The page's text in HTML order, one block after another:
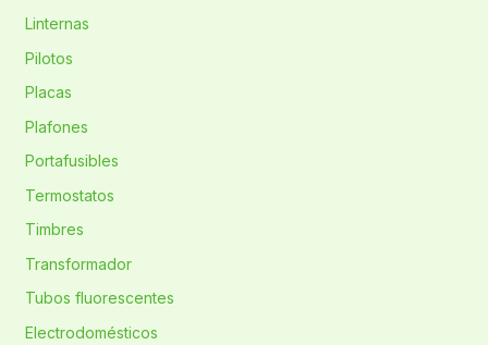
Linternas
Pilotos
Placas
Plafones
Portafusibles
Termostatos
Timbres
Transformador
Tubos fluorescentes
Electrodomésticos